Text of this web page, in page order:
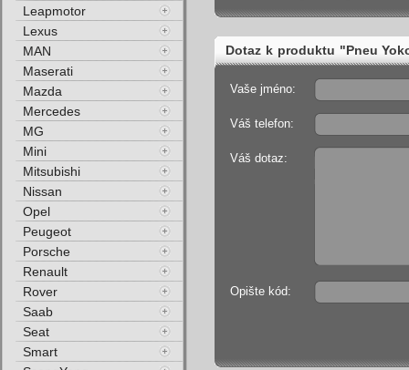
Dotaz k produktu "Pneu
Vaše jméno:
Váš telefon:
Váš dotaz:
Opište kód:
Leapmotor
Lexus
MAN
Maserati
Mazda
Mercedes
MG
Mini
Mitsubishi
Nissan
Opel
Peugeot
Porsche
Renault
Rover
Saab
Seat
Smart